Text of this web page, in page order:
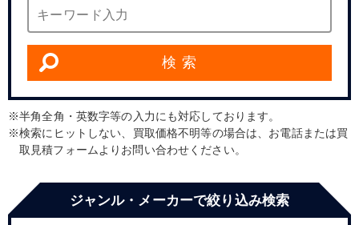
検 索
半角全角・英数字等の入力にも対応しております。
検索にヒットしない、買取価格不明等の場合は、お電話または買
取見積フォームよりお問い合わせください。
ジャンル・メーカーで絞り込み検索